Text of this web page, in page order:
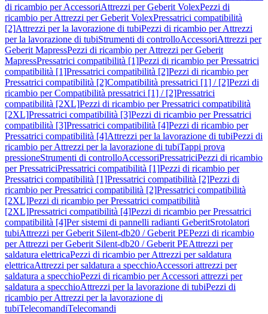
di ricambio per AccessoriAttrezzi per Geberit VolexPezzi di
ricambio per Attrezzi per Geberit VolexPressatrici compatibilità
[2]Attrezzi per la lavorazione di tubiPezzi di ricambio per Attrezzi
per la lavorazione di tubiStrumenti di controlloAccessoriAttrezzi per
Geberit MapressPezzi di ricambio per Attrezzi per Geberit
MapressPressatrici compatibilità [1]Pezzi di ricambio per Pressatrici
compatibilità [1]Pressatrici compatibilità [2]Pezzi di ricambio per
Pressatrici compatibilità [2]Compatibilità pressatrici [1] / [2]Pezzi di
ricambio per Compatibilità pressatrici [1] / [2]Pressatrici
compatibilità [2XL]Pezzi di ricambio per Pressatrici compatibilità
[2XL]Pressatrici compatibilità [3]Pezzi di ricambio per Pressatrici
compatibilità [3]Pressatrici compatibilità [4]Pezzi di ricambio per
Pressatrici compatibilità [4]Attrezzi per la lavorazione di tubiPezzi di
ricambio per Attrezzi per la lavorazione di tubiTappi prova
pressioneStrumenti di controlloAccessoriPressatriciPezzi di ricambio
per PressatriciPressatrici compatibilità [1]Pezzi di ricambio per
Pressatrici compatibilità [1]Pressatrici compatibilità [2]Pezzi di
ricambio per Pressatrici compatibilità [2]Pressatrici compatibilità
[2XL]Pezzi di ricambio per Pressatrici compatibilità
[2XL]Pressatrici compatibilità [4]Pezzi di ricambio per Pressatrici
compatibilità [4]Per sistemi di pannelli radianti GeberitSrotolatori
tubiAttrezzi per Geberit Silent-db20 / Geberit PEPezzi di ricambio
per Attrezzi per Geberit Silent-db20 / Geberit PEAttrezzi per
saldatura elettricaPezzi di ricambio per Attrezzi per saldatura
elettricaAttrezzi per saldatura a specchioAccessori attrezzi per
saldatura a specchioPezzi di ricambio per Accessori attrezzi per
saldatura a specchioAttrezzi per la lavorazione di tubiPezzi di
ricambio per Attrezzi per la lavorazione di
tubiTelecomandiTelecomandi